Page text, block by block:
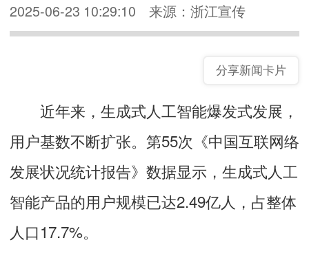
2025-06-23 10:29:10 来源：浙江宣传
分享新闻卡片
近年来，生成式人工智能爆发式发展，
用户基数不断扩张。第55次《中国互联网络
发展状况统计报告》数据显示，生成式人工
智能产品的用户规模已达2.49亿人，占整体
人口17.7%。